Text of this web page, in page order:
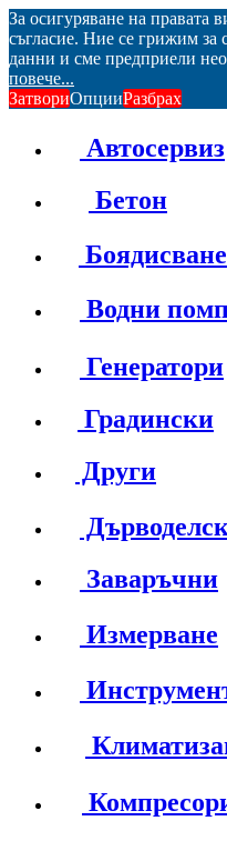
За осигуряване на правата
съгласие. Ние се грижим за
данни и сме предприели
повече...
ЗатвориОпцииРазбрах
Автосервиз
Бетон
Боядисване
Водни
Генератори
Градински
Други
Заваръчни
Измерване